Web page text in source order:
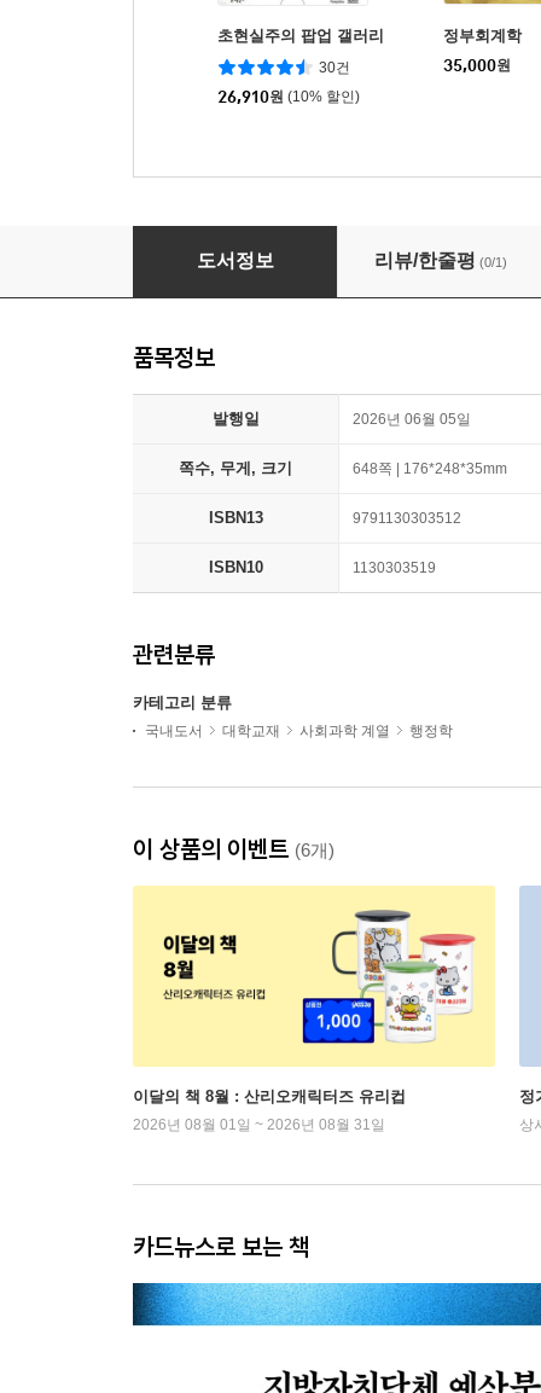
초현실주의 팝업 갤러리
30건
26,910원 (10% 할인)
정부회계학
35,000원
지방자치단체 예산 분석
도서정보 리뷰/한줄평 (0/1)
품목정보
발행일 2026년 06월 05일
쪽수, 무게, 크기 648쪽 | 176*248*35mm
ISBN13 9791130303512
ISBN10 1130303519
관련분류
카테고리 분류
국내도서 대학교재 사회과학 계열 행정학
이 상품의 이벤트 (6개)
이달의 책 8월 : 산리오캐릭터즈 유리컵
2026년 08월 01일 ~ 2026년 08월 31일
정
상
카드뉴스로 보는 책